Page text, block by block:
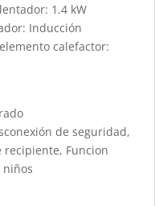
1.4 kW
Inducción
calefactor:
de seguridad,
recipiente, Funcion
niños